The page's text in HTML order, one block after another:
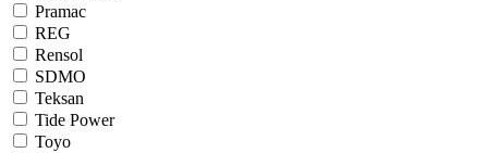
Pramac
REG
Rensol
SDMO
Teksan
Tide Power
Toyo